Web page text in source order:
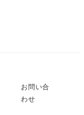
お問い合
わせ